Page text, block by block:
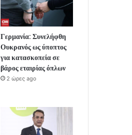
Γερμανία: Συνελήφθη
Ουκρανός ως ύποπτος
για κατασκοπεία σε
βάρος εταιρίας όπλων
2 ώρες ago